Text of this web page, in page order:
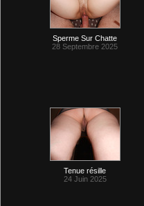
Sperme Sur Chatte
28 Septembre 2025
Tenue résille
24 Juin 2025